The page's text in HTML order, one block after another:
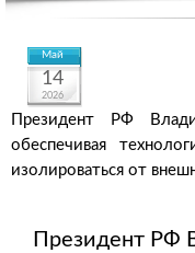
Май
14
2026
Президент РФ
обеспечивая
изолироваться от
Президент РФ